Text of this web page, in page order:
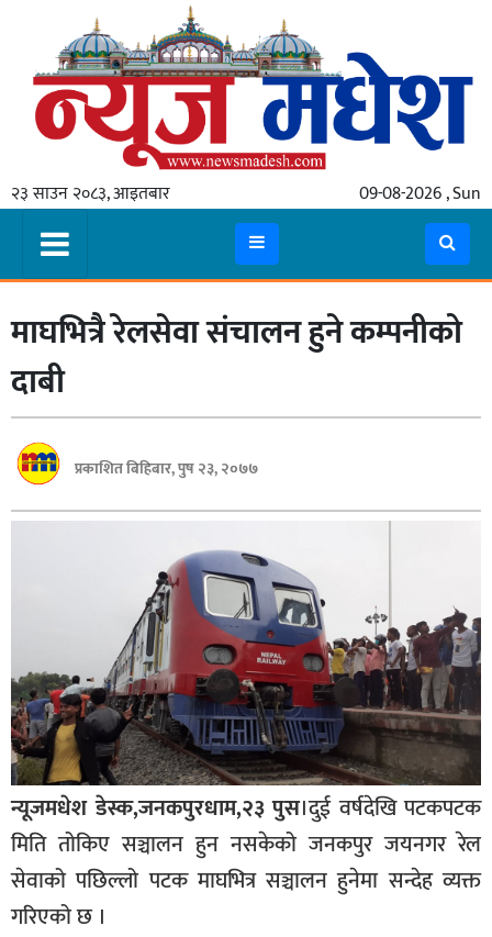
२३ साउन २०८३, आइतबार 09-08-2026 , Sun
गृहपृष्ठ
स्थानीय
प्रदेश
मधेश
प्रदेश
लुम्बिनी
गण्डकी
बागमती
विशेष
राजनीति
प्रमुख
समाचार
राष्ट्रिय
अन्तराष्ट्रिय
अन्तरबार्ता
माघभित्रै रेलसेवा संचालन हुने कम्पनीको
दाबी
प्रकाशित बिहिबार, पुष २३, २०७७
न्यूजमधेश डेस्क,जनकपुरधाम,२३ पुस।दुई वर्षदेखि पटकपटक
मिति तोकिए सञ्चालन हुन नसकेको जनकपुर जयनगर रेल
सेवाको पछिल्लो पटक माघभित्र सञ्चालन हुनेमा सन्देह व्यक्त
गरिएको छ ।